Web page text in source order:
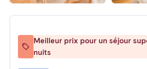
Meilleur prix pour un séjour
nuits